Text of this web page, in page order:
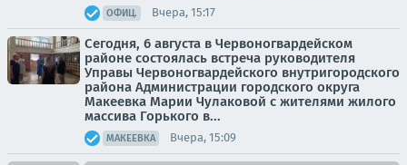
ОФИЦ. Вчера, 15:17
Сегодня, 6 августа в Червоногвардейском
районе состоялась встреча руководителя
Управы Червоногвардейского внутригородского
района Администрации городского округа
Макеевка Марии Чулаковой с жителями жилого
массива Горького в...
МАКЕЕВКА Вчера, 15:09